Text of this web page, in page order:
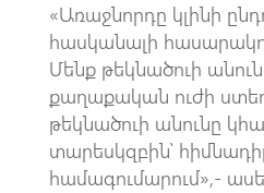
«Առաջնորդը կլինի
հասկանալի
Մենք թեկնածուի
քաղաքական ուժի
թեկնածուի անունը
տարեսկզբին՝
համագումարում»,-